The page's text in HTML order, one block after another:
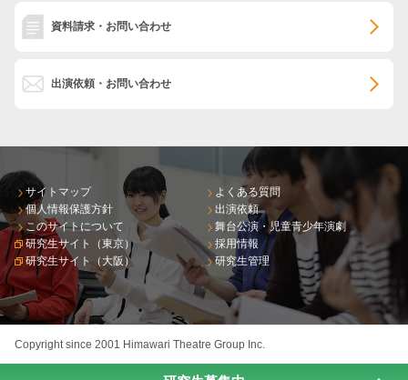
資料請求・お問い合わせ
出演依頼・お問い合わせ
サイトマップ
個人情報保護方針
このサイトについて
研究生サイト（東京）
研究生サイト（大阪）
よくある質問
出演依頼
舞台公演・児童青少年演劇
採用情報
研究生管理
Copyright since 2001 Himawari Theatre Group Inc.